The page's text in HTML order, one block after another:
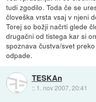
tudi zgodilo. Toda če se
človeška vrsta vsaj v njeni
Torej so božji načrti glede
drugačni od tistega kar si
spoznava čustva/svet
odpade.
TESKAn
:: 1. nov 2007, 20:41